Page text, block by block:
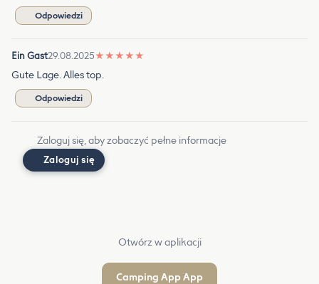
Odpowiedzi
Ein Gast29.08.2025★ ★ ★ ★ ★
Gute Lage. Alles top.
Odpowiedzi
Zaloguj się, aby zobaczyć pełne informacje
Zaloguj się
Otwórz w aplikacji
Camping App App